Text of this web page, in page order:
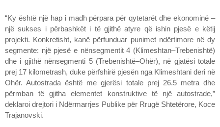
“Ky është një hap i madh përpara për qytetarët dhe ekonominë –
një sukses i përbashkët i të gjithë atyre që ishin pjesë e këtij
projekti. Konkretisht, kanë përfunduar punimet ndërtimore në dy
segmente: një pjesë e nënsegmentit 4 (Klimeshtan–Trebenishtë)
dhe i gjithë nënsegmenti 5 (Trebenishtë–Ohër), në gjatësi totale
prej 17 kilometrash, duke përfshirë pjesën nga Klimeshtani deri në
Ohër. Autostrada është me gjerësi totale prej 26.5 metra dhe
përmban të gjitha elementet konstruktive të një autostrade,”
deklaroi drejtori i Ndërmarrjes Publike për Rrugë Shtetërore, Koce
Trajanovski.